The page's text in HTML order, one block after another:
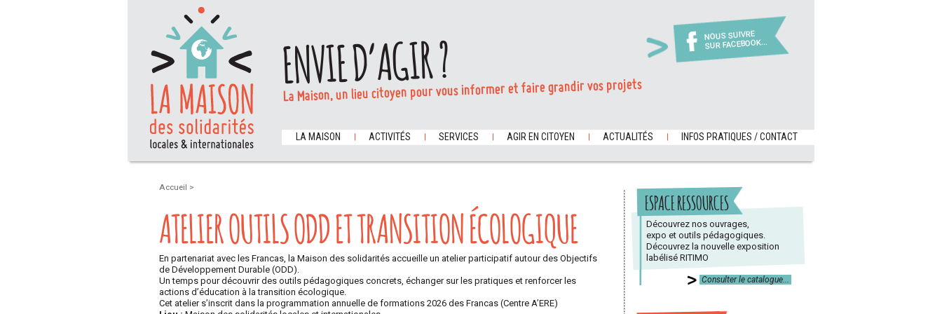
NOUS SUIVRE
SUR FACEBOOK...
ENVIE D’AGIR ?
La Maison, un lieu citoyen pour vous informer et faire grandir vos projets
LA MAISON ACTIVITÉS SERVICES AGIR EN CITOYEN ACTUALITÉS INFOS PRATIQUES / CONTACT
Accueil >
ATELIER OUTILS ODD ET TRANSITION ÉCOLOGIQUE
En partenariat avec les Francas, la Maison des solidarités accueille un atelier participatif autour des Objectifs
de Développement Durable (ODD).
Un temps pour découvrir des outils pédagogiques concrets, échanger sur les pratiques et renforcer les
actions d’éducation à la transition écologique.
Cet atelier s’inscrit dans la programmation annuelle de formations 2026 des Francas (Centre A’ERE)
ESPACE RESSOURCES
Découvrez nos ouvrages,
expo et outils pédagogiques.
Découvrez la nouvelle exposition
labélisé RITIMO
Consulter le catalogue...